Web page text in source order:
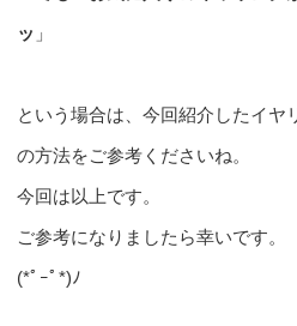
ッ 」
という場合は、今回紹介したイヤ
の方法をご参考くださいね。
今回は以上です。
ご参考になりましたら幸いです。
(*ﾟｰﾟ*)ﾉ